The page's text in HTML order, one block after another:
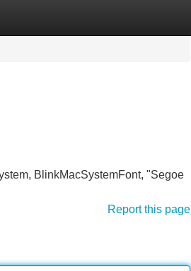
BlinkMacSystemFont, "Segoe
Report this page